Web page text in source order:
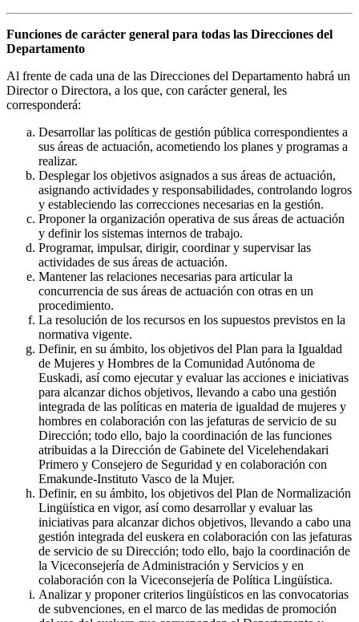
Funciones de carácter general para todas las Direcciones del
Departamento
Al frente de cada una de las Direcciones del Departamento habrá un
Director o Directora, a los que, con carácter general, les
corresponderá:
Desarrollar las políticas de gestión pública correspondientes a
sus áreas de actuación, acometiendo los planes y programas a
realizar.
Desplegar los objetivos asignados a sus áreas de actuación,
asignando actividades y responsabilidades, controlando logros
y estableciendo las correcciones necesarias en la gestión.
Proponer la organización operativa de sus áreas de actuación
y definir los sistemas internos de trabajo.
Programar, impulsar, dirigir, coordinar y supervisar las
actividades de sus áreas de actuación.
Mantener las relaciones necesarias para articular la
concurrencia de sus áreas de actuación con otras en un
procedimiento.
La resolución de los recursos en los supuestos previstos en la
normativa vigente.
Definir, en su ámbito, los objetivos del Plan para la Igualdad
de Mujeres y Hombres de la Comunidad Autónoma de
Euskadi, así como ejecutar y evaluar las acciones e iniciativas
para alcanzar dichos objetivos, llevando a cabo una gestión
integrada de las políticas en materia de igualdad de mujeres y
hombres en colaboración con las jefaturas de servicio de su
Dirección; todo ello, bajo la coordinación de las funciones
atribuidas a la Dirección de Gabinete del Vicelehendakari
Primero y Consejero de Seguridad y en colaboración con
Emakunde-Instituto Vasco de la Mujer.
Definir, en su ámbito, los objetivos del Plan de Normalización
Lingüística en vigor, así como desarrollar y evaluar las
iniciativas para alcanzar dichos objetivos, llevando a cabo una
gestión integrada del euskera en colaboración con las jefaturas
de servicio de su Dirección; todo ello, bajo la coordinación de
la Viceconsejería de Administración y Servicios y en
colaboración con la Viceconsejería de Política Lingüística.
Analizar y proponer criterios lingüísticos en las convocatorias
de subvenciones, en el marco de las medidas de promoción